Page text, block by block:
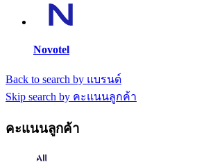
Novotel
Back to search by แบรนด์
Skip search by คะแนนลูกค้า
คะแนนลูกค้า